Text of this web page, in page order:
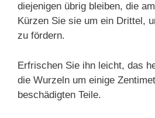
diejenigen übrig bleiben, die
Kürzen Sie sie um ein Drittel,
zu fördern.
Erfrischen Sie ihn leicht, das
die Wurzeln um einige
beschädigten Teile.